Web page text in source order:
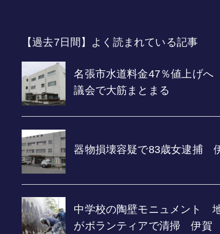
【過去7日間】よく読まれている記事